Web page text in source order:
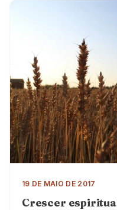
19 DE MAIO DE 2017
Crescer